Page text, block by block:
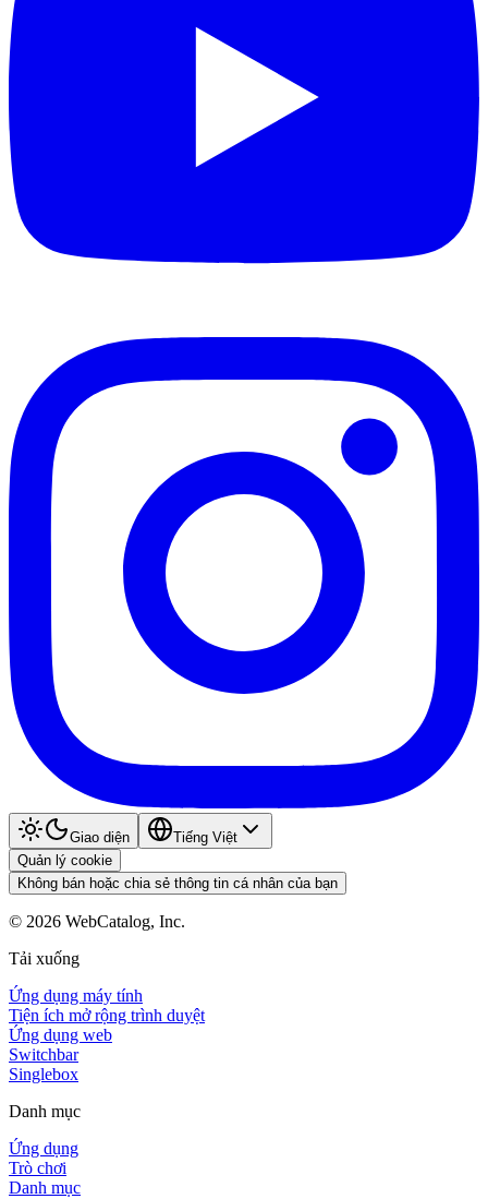
Giao diện
Tiếng Việt
Quản lý cookie
Không bán hoặc chia sẻ thông tin cá nhân của bạn
© 2026 WebCatalog, Inc.
Tải xuống
Ứng dụng máy tính
Tiện ích mở rộng trình duyệt
Ứng dụng web
Switchbar
Singlebox
Danh mục
Ứng dụng
Trò chơi
Danh mục